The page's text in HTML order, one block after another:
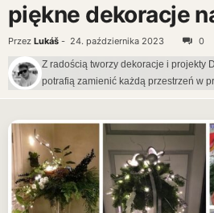
piękne dekoracje
Przez Lukáš - 24. października 2023 0
Z radością tworzy dekoracje i projekty
potrafią zamienić każdą przestrzeń w